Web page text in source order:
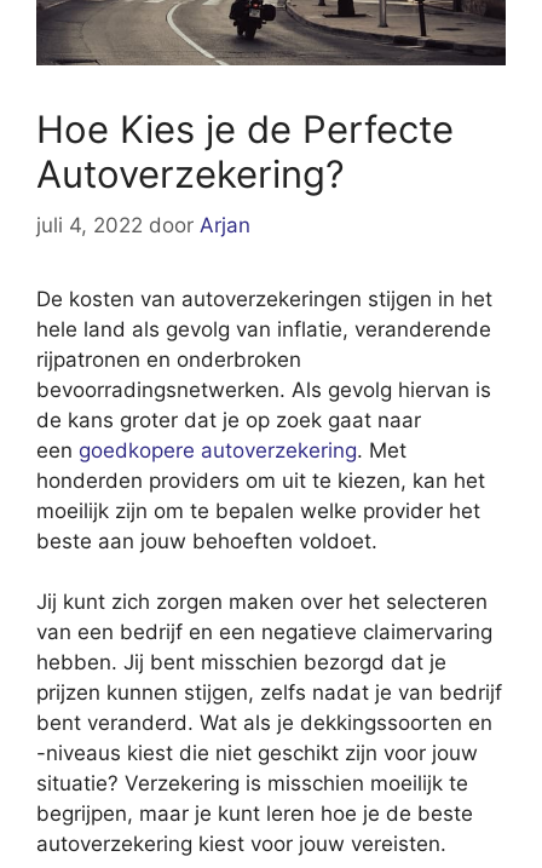
Hoe Kies je de Perfecte
Autoverzekering?
juli 4, 2022 door Arjan
De kosten van autoverzekeringen stijgen in het
hele land als gevolg van inflatie, veranderende
rijpatronen en onderbroken
bevoorradingsnetwerken. Als gevolg hiervan is
de kans groter dat je op zoek gaat naar
een goedkopere autoverzekering. Met
honderden providers om uit te kiezen, kan het
moeilijk zijn om te bepalen welke provider het
beste aan jouw behoeften voldoet.
Jij kunt zich zorgen maken over het selecteren
van een bedrijf en een negatieve claimervaring
hebben. Jij bent misschien bezorgd dat je
prijzen kunnen stijgen, zelfs nadat je van bedrijf
bent veranderd. Wat als je dekkingssoorten en
-niveaus kiest die niet geschikt zijn voor jouw
situatie? Verzekering is misschien moeilijk te
begrijpen, maar je kunt leren hoe je de beste
autoverzekering kiest voor jouw vereisten.